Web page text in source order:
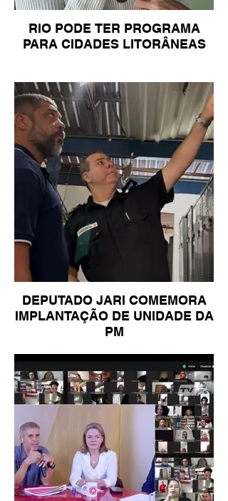
RIO PODE TER PROGRAMA
PARA CIDADES LITORÂNEAS
DEPUTADO JARI COMEMORA
IMPLANTAÇÃO DE UNIDADE DA
PM